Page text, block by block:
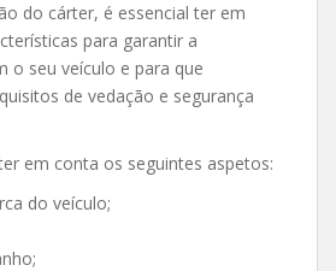
do cárter, é essencial ter em
para garantir a
o seu veículo e para que
de vedação e segurança
em conta os seguintes aspetos:
do veículo;